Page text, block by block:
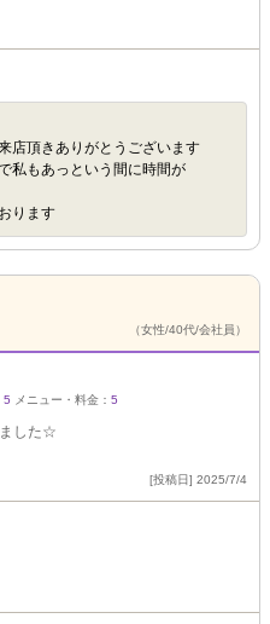
店頂きありがとうございます
私もあっという間に時間が
ります
（女性/40代/会社員）
5 メニュー・料金： 5
した☆
[投稿日] 2025/7/4